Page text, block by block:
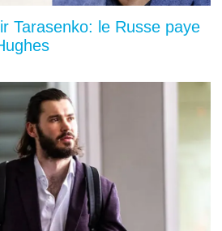
Tarasenko: le Russe paye